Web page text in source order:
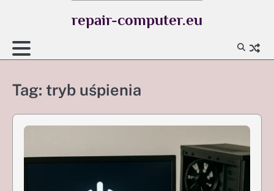
repair-computer.eu
Tag: tryb uśpienia